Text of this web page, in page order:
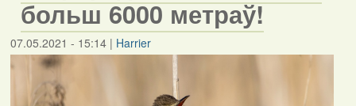
больш 6000 метраў!
07.05.2021 - 15:14| Harrier